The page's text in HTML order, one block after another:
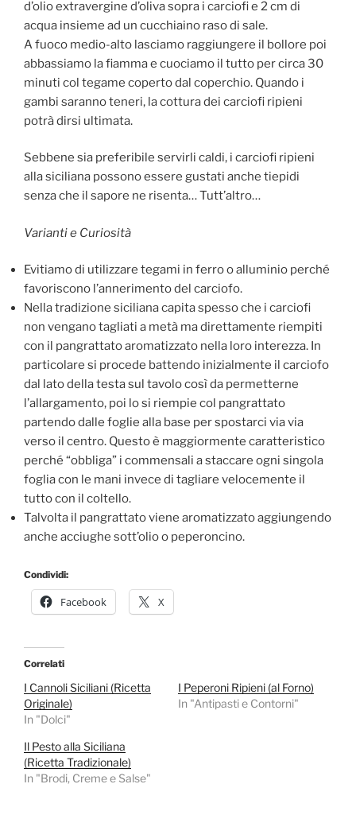
d’olio extravergine d’oliva sopra i carciofi e 2 cm di
acqua insieme ad un cucchiaino raso di sale.
A fuoco medio-alto lasciamo raggiungere il bollore poi
abbassiamo la fiamma e cuociamo il tutto per circa 30
minuti col tegame coperto dal coperchio. Quando i
gambi saranno teneri, la cottura dei carciofi ripieni
potrà dirsi ultimata.
Sebbene sia preferibile servirli caldi, i carciofi ripieni
alla siciliana possono essere gustati anche tiepidi
senza che il sapore ne risenta… Tutt’altro…
Varianti e Curiosità
Evitiamo di utilizzare tegami in ferro o alluminio perché
favoriscono l’annerimento del carciofo.
Nella tradizione siciliana capita spesso che i carciofi
non vengano tagliati a metà ma direttamente riempiti
con il pangrattato aromatizzato nella loro interezza. In
particolare si procede battendo inizialmente il carciofo
dal lato della testa sul tavolo così da permetterne
l’allargamento, poi lo si riempie col pangrattato
partendo dalle foglie alla base per spostarci via via
verso il centro. Questo è maggiormente caratteristico
perché “obbliga” i commensali a staccare ogni singola
foglia con le mani invece di tagliare velocemente il
tutto con il coltello.
Talvolta il pangrattato viene aromatizzato aggiungendo
anche acciughe sott’olio o peperoncino.
Condividi:
Facebook X
Correlati
I Cannoli Siciliani (Ricetta
Originale)
In "Dolci"
I Peperoni Ripieni (al Forno)
In "Antipasti e Contorni"
Il Pesto alla Siciliana
(Ricetta Tradizionale)
In "Brodi, Creme e Salse"